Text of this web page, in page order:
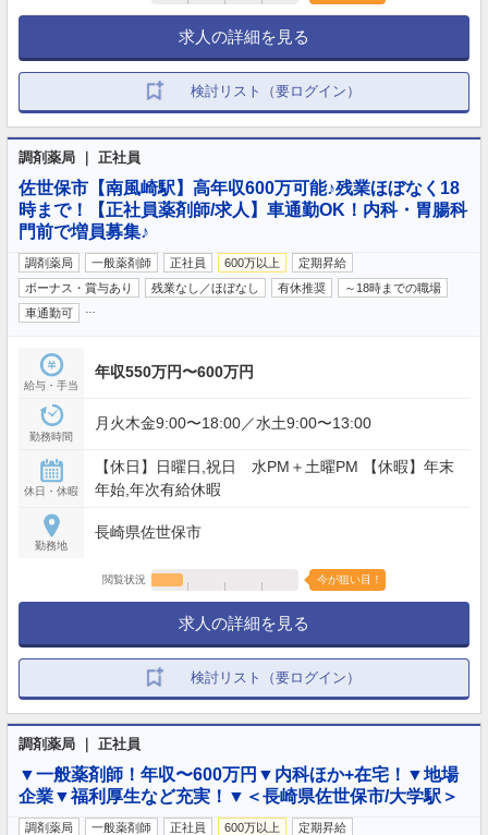
求人の詳細を見る
検討リスト（要ログイン）
調剤薬局 ｜ 正社員
佐世保市【南風崎駅】高年収600万可能♪残業ほぼなく18
時まで！【正社員薬剤師/求人】車通勤OK！内科・胃腸科
門前で増員募集♪
調剤薬局 一般薬剤師 正社員 600万以上
定期昇給
ボーナス・賞与あり
残業なし／ほぼなし 有休推奨
～18時までの職場
車通勤可
給与・手当
年収550万円〜600万円
勤務時間
月火木金9:00〜18:00／水土9:00〜13:00
休日・休暇
【休日】日曜日,祝日 水PM＋土曜PM 【休暇】年末
年始,年次有給休暇
勤務地
長崎県佐世保市
閲覧状況 今が狙い目！
求人の詳細を見る
検討リスト（要ログイン）
調剤薬局 ｜ 正社員
▼一般薬剤師！年収〜600万円▼内科ほか+在宅！▼地場
企業▼福利厚生など充実！▼＜長崎県佐世保市/大学駅＞
調剤薬局 一般薬剤師 正社員 600万以上
定期昇給